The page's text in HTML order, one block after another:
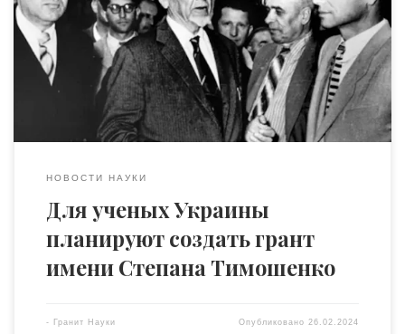
инициативные предприниматели из Сумской области
сейчас работают над созданием гранта для ученых-
конструкторов. Они учредили общественную
организацию «Украинская техноперспектива «, которая
сейчас на финальном этапе процесса регистрации.
Один из инициаторов проекта […]
НОВОСТИ НАУКИ
Для ученых Украины
планируют создать грант
имени Степана Тимошенко
- Гранит Науки Опубликовано 26.02.2024